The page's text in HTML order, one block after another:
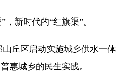
新时代的“红旗渠”。
丘区启动实施城乡供水一体
惠城乡的民生实践。